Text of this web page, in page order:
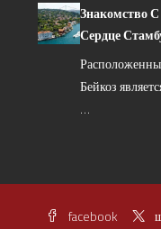
Знакомство
Сердце
Бейкоз
…
facebook